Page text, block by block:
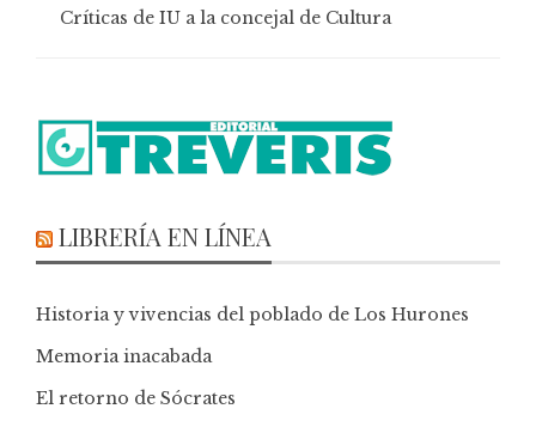
Críticas de IU a la concejal de Cultura
LIBRERÍA EN LÍNEA
Historia y vivencias del poblado de Los Hurones
Memoria inacabada
El retorno de Sócrates